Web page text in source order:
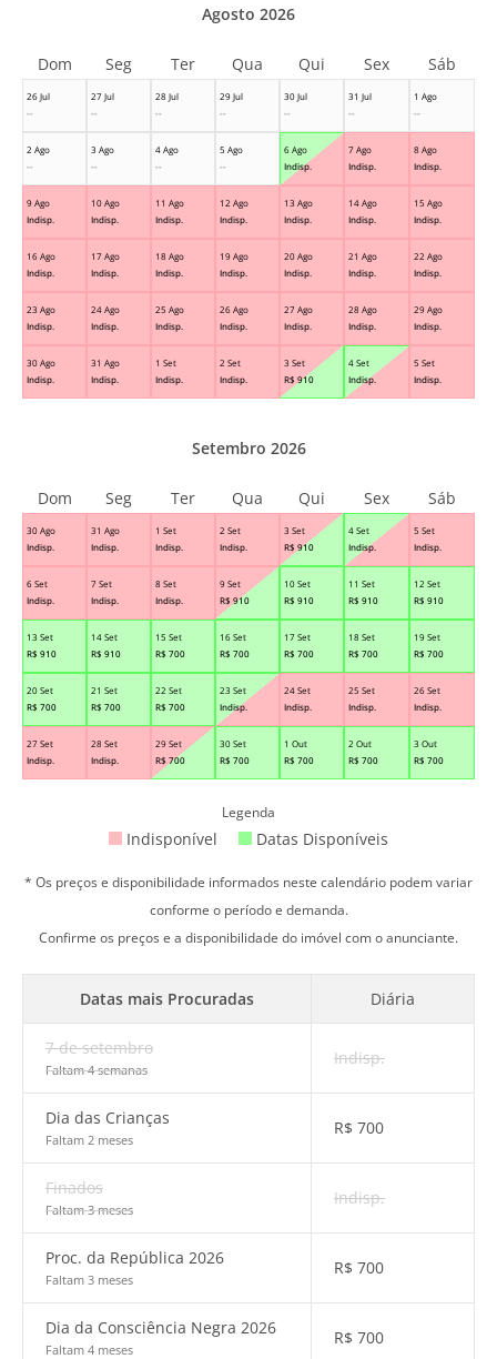
26 Jul
--
27 Jul
--
28 Jul
--
29 Jul
--
30 Jul
--
31 Jul
--
1 Ago
--
2 Ago
--
3 Ago
--
4 Ago
--
5 Ago
--
6 Ago
Indisp.
7 Ago
Indisp.
8 Ago
Indisp.
9 Ago
Indisp.
10 Ago
Indisp.
11 Ago
Indisp.
12 Ago
Indisp.
13 Ago
Indisp.
14 Ago
Indisp.
15 Ago
Indisp.
16 Ago
Indisp.
17 Ago
Indisp.
18 Ago
Indisp.
19 Ago
Indisp.
20 Ago
Indisp.
21 Ago
Indisp.
22 Ago
Indisp.
23 Ago
Indisp.
24 Ago
Indisp.
25 Ago
Indisp.
26 Ago
Indisp.
27 Ago
Indisp.
28 Ago
Indisp.
29 Ago
Indisp.
30 Ago
Indisp.
31 Ago
Indisp.
1 Set
Indisp.
2 Set
Indisp.
3 Set
R$ 910
4 Set
Indisp.
5 Set
Indisp.
Agosto 2026
Dom Seg Ter Qua Qui Sex Sáb
30 Ago
Indisp.
31 Ago
Indisp.
1 Set
Indisp.
2 Set
Indisp.
3 Set
R$ 910
4 Set
Indisp.
5 Set
Indisp.
6 Set
Indisp.
7 Set
Indisp.
8 Set
Indisp.
9 Set
R$ 910
10 Set
R$ 910
11 Set
R$ 910
12 Set
R$ 910
13 Set
R$ 910
14 Set
R$ 910
15 Set
R$ 700
16 Set
R$ 700
17 Set
R$ 700
18 Set
R$ 700
19 Set
R$ 700
20 Set
R$ 700
21 Set
R$ 700
22 Set
R$ 700
23 Set
Indisp.
24 Set
Indisp.
25 Set
Indisp.
26 Set
Indisp.
27 Set
Indisp.
28 Set
Indisp.
29 Set
R$ 700
30 Set
R$ 700
1 Out
R$ 700
2 Out
R$ 700
3 Out
R$ 700
Setembro 2026
Dom Seg Ter Qua Qui Sex Sáb
Legenda
Indisponível Datas Disponíveis
* Os preços e disponibilidade informados neste calendário podem variar
conforme o período e demanda.
Confirme os preços e a disponibilidade do imóvel com o anunciante.
Datas mais Procuradas Diária
7 de setembro
Faltam 4 semanas
Indisp.
Dia das Crianças
Faltam 2 meses
R$ 700
Finados
Faltam 3 meses
Indisp.
Proc. da República 2026
Faltam 3 meses
R$ 700
Dia da Consciência Negra 2026
Faltam 4 meses
R$ 700